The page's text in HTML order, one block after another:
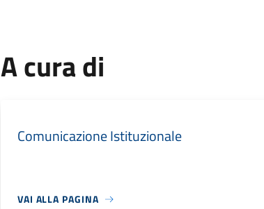
A cura di
Comunicazione Istituzionale
VAI ALLA PAGINA